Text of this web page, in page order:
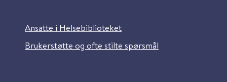
Ansatte i Helsebiblioteket
Brukerstøtte og ofte stilte spørsmål